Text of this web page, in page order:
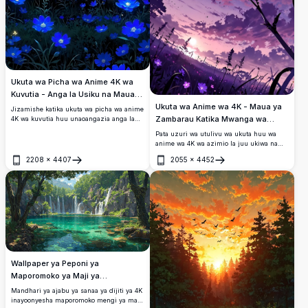
Ukuta wa Picha wa Anime 4K wa
Kuvutia - Anga la Usiku na Maua
ya Bluu
Jizamishe katika ukuta wa picha wa anime
4K wa kuvutia huu unaoangazia anga la
inashika rangi za wazi na maelezo ya
kina, ikamilifu kwa ajili ya kuboresha
skrini yako ya desktop au simu. Inafaa kwa
wapenzi wa anime wanaotafuta mandhari
ya amani ya azimio la juu. Pakua ukuta wa
picha wa anime 4K wa kuvutia huu leo!
2208 × 4407
Fungua
Ukuta wa Anime wa 4K - Maua ya
Zambarau Katika Mwanga wa
Mwezi
Pata uzuri wa utulivu wa ukuta huu wa
anime wa 4K wa azimio la juu ukiwa na
zambarau yenye nguvu dhidi ya anga ya
jioni. Kamili kwa kuongeza mguso wa
utulivu na uzuri kwenye skrini yako ya
desktop au simu.
2055 × 4452
Fungua
Wallpaper ya Peponi ya
Maporomoko ya Maji ya
Kucharmsha
Mandhari ya ajabu ya sanaa ya dijiti ya 4K
inayoonyesha maporomoko mengi ya maji